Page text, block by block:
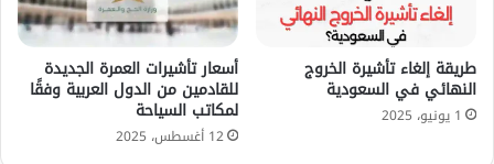
طريقة إلغاء تأشيرة الخروج
النهائي في السعودية
1 يونيو، 2025
أسعار تأشيرات العمرة الجديدة
للقادمين من الدول العربية وفقًا
لمكاتب السياحة
12 أغسطس، 2025